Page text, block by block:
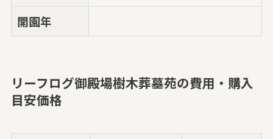
開園年
リーフログ御殿場樹木葬墓苑の費用・購入
目安価格